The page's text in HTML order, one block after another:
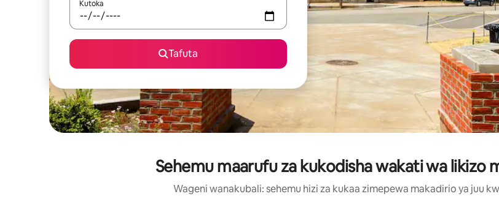
Kutoka
Tafuta
Sehemu maarufu za kukodisha wakati wa likizo
Wageni wanakubali: sehemu hizi za kukaa zimepewa makadirio ya juu